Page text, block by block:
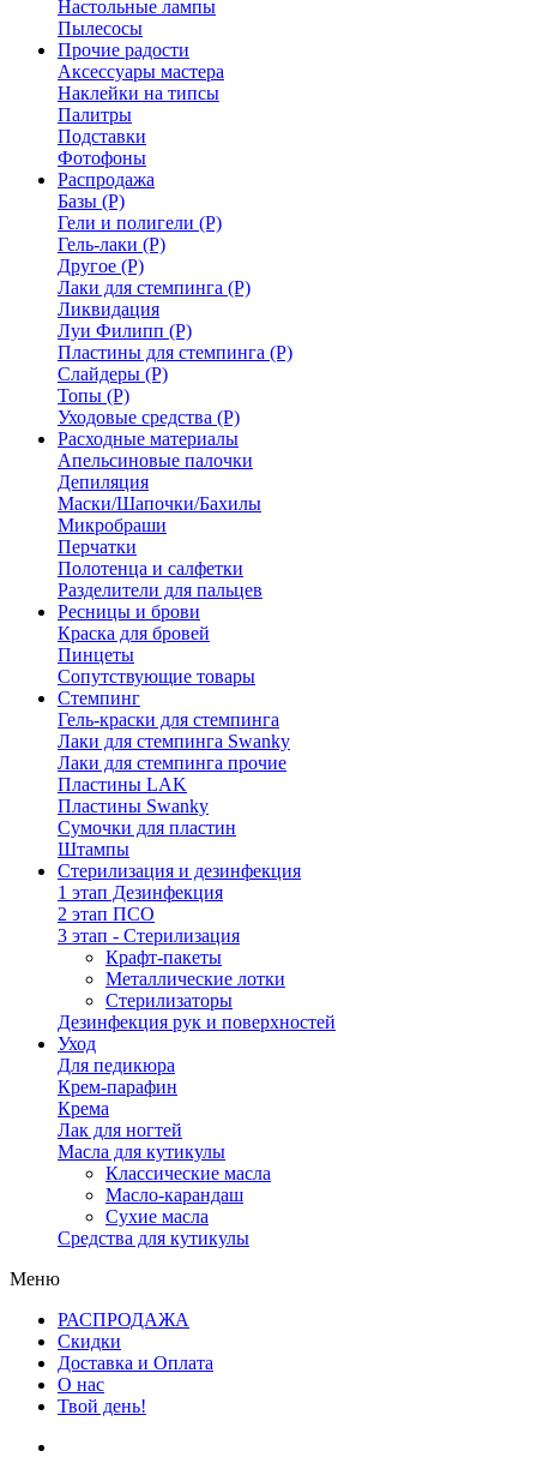
Настольные лампы
Пылесосы
Прочие радости
Аксессуары мастера
Наклейки на типсы
Палитры
Подставки
Фотофоны
Распродажа
Базы (Р)
Гели и полигели (Р)
Гель-лаки (Р)
Другое (Р)
Лаки для стемпинга (Р)
Ликвидация
Луи Филипп (Р)
Пластины для стемпинга (Р)
Слайдеры (Р)
Топы (Р)
Уходовые средства (Р)
Расходные материалы
Апельсиновые палочки
Депиляция
Маски/Шапочки/Бахилы
Микробраши
Перчатки
Полотенца и салфетки
Разделители для пальцев
Ресницы и брови
Краска для бровей
Пинцеты
Сопутствующие товары
Стемпинг
Гель-краски для стемпинга
Лаки для стемпинга Swanky
Лаки для стемпинга прочие
Пластины LAK
Пластины Swanky
Сумочки для пластин
Штампы
Стерилизация и дезинфекция
1 этап Дезинфекция
2 этап ПСО
3 этап - Стерилизация
Крафт-пакеты
Металлические лотки
Стерилизаторы
Дезинфекция рук и поверхностей
Уход
Для педикюра
Крем-парафин
Крема
Лак для ногтей
Масла для кутикулы
Классические масла
Масло-карандаш
Сухие масла
Средства для кутикулы
Меню
РАСПРОДАЖА
Скидки
Доставка и Оплата
О нас
Твой день!